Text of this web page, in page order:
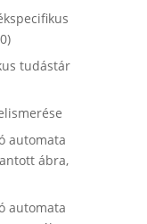
tudástár
automata
ábra,
automata